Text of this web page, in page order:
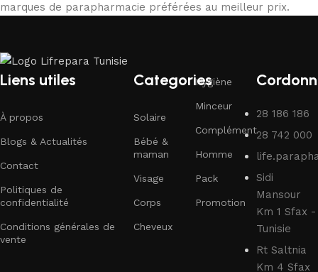
marques de parapharmacie préférées au meilleur prix.
Liens utiles
À propos
Blogs & Actualités
Contact
Politiques de
confidentialité
Conditions générales de
vente
Categories
Solaire
Bébé &
maman
Visage
Corps
Cheveux
Hygiène
Minceur
Complément
Homme
Pack
Promotion
28 186 186
28 742 000
Sidi
Mansour
Km 1 Sfax -
Tunisie
Rt Saltnia
Km 4 Sfax